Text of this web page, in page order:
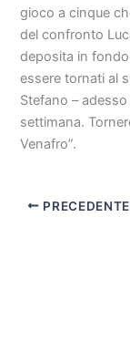
gioco a cinque
del confronto
deposita in
essere tornati al
Stefano –
settimana.
Venafro”.
PRECEDENTE